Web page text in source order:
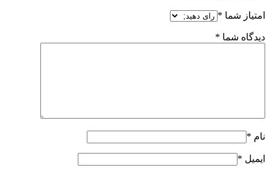
امتیاز شما *
دیدگاه شما *
نام *
ایمیل *